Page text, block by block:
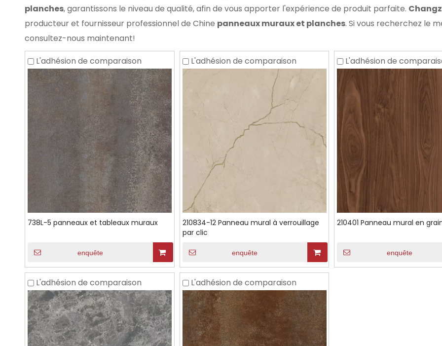
planches, garantissons le niveau de qualité, afin de vous apporter l'expérience de produit parfaite.
producteur et fournisseur professionnel de Chine panneaux muraux et planches. Si vous recherchez le
consultez-nous maintenant!
L'adhésion de comparaison
738L-5 panneaux et tableaux muraux
enquête
L'adhésion de comparaison
210834-12 Panneau mural à verrouillage
par clic
enquête
L'adhésion de
210401 Panneau mural en
enquête
L'adhésion de comparaison L'adhésion de comparaison